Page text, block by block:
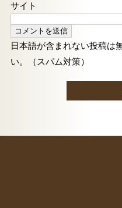
サイト
日本語が含まれない投稿は
い。（スパム対策）